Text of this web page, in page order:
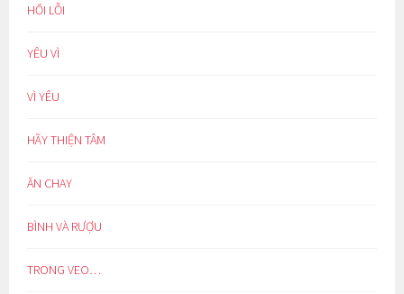
HỐI LỖI
YÊU VÌ
VÌ YÊU
HÃY THIỆN TÂM
ĂN CHAY
BÌNH VÀ RƯỢU
TRONG VEO…